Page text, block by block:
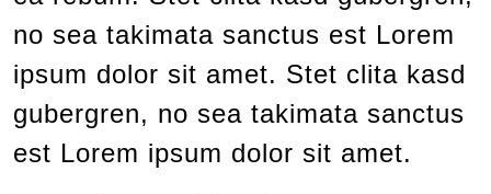
no sea takimata sanctus est Lorem
ipsum dolor sit amet. Stet clita kasd
gubergren, no sea takimata sanctus
est Lorem ipsum dolor sit amet.